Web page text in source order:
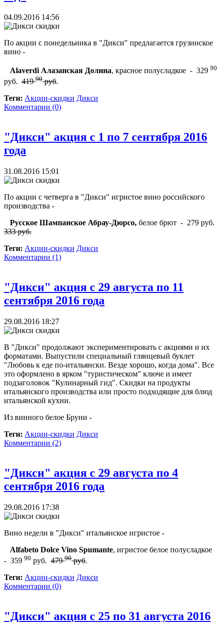
04.09.2016 14:56
По акции с понедельника в "Дикси" предлагается грузинское
вино -
Alaverdi Алазанская Долина, красное полусладкое - 329 90
руб. 41990руб.
Теги: Акции-скидки Дикси
Комментарии (0)
"Дикси" акция с 1 по 7 сентября 2016
года
31.08.2016 15:01
По акции с четверга в "Дикси" игристое вино российского
производства -
Русское Шампанское Абрау-Дюрсо, белое брют - 279 руб.
333 руб.
Теги: Акции-скидки Дикси
Комментарии (1)
"Дикси" акция с 29 августа по 11
сентября 2016 года
29.08.2016 18:27
В "Дикси" продолжают экспериментировать с акциями и их
форматами. Выпустили специальный глянцевый буклет
"Любовь к еде по-итальянски. Везде хорошо, когда дома". Все
это оформлено в ярком "туристическом" ключе и имеет
подзаголовок "Кулинарный гид". Скидки на продукты
итальянского производства или просто подходящие для блюд
итальянской кухни.
Из винного белое Бруни -
Теги: Акции-скидки Дикси
Комментарии (2)
"Дикси" акция с 29 августа по 4
сентября 2016 года
29.08.2016 17:38
Вино недели в "Дикси" итальянское игристое -
Alfabeto Dolce Vino Spumante, игристое белое полусладкое
- 359 90 руб. 47990руб.
Теги: Акции-скидки Дикси
Комментарии (0)
"Дикси" акция с 25 по 31 августа 2016